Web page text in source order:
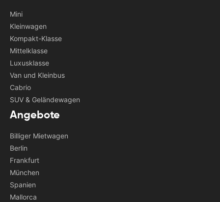
Mini
Kleinwagen
Kompakt-Klasse
Mittelklasse
Luxusklasse
Van und Kleinbus
Cabrio
SUV & Geländewagen
Angebote
Billiger Mietwagen
Berlin
Frankfurt
München
Spanien
Mallorca